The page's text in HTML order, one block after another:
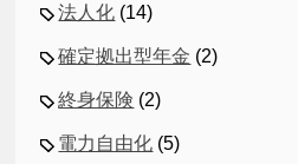
法人化 (14)
確定拠出型年金 (2)
終身保険 (2)
電力自由化 (5)